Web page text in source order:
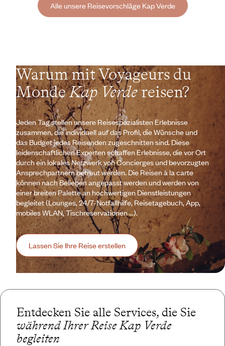
Alle unsere Reisevorschläge Kap Verde
Warum mit Voyageurs du
MondeKap Verdereisen?
Jeden Tag stellen unsere Reisespezialisten Erlebnisse
zusammen, die individuell auf das Profil, die Wünsche und
das Budget jedes Reisenden zugeschnitten sind. Diese
leidenschaftlichen Experten schaffen Erlebnisse, die vor Ort
durch ein lokales Netzwerk von Concierges und bevorzugten
Ansprechpartnern betreut werden. Die Reisen à la carte
können nach Belieben angepasst werden und werden von
einer breiten Palette an hochwertigen Dienstleistungen
begleitet (Lounges, 24/7-Notfallhilfe, Reisetagebuch, App,
mobiles WLAN, Tischreservationen ...).
Lassen Sie Ihre Reise erstellen
Entdecken Sie alle Services, die Sie
während Ihrer Reise Kap Verde
begleiten